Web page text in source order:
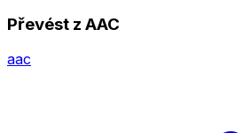
Převést z AAC
aac